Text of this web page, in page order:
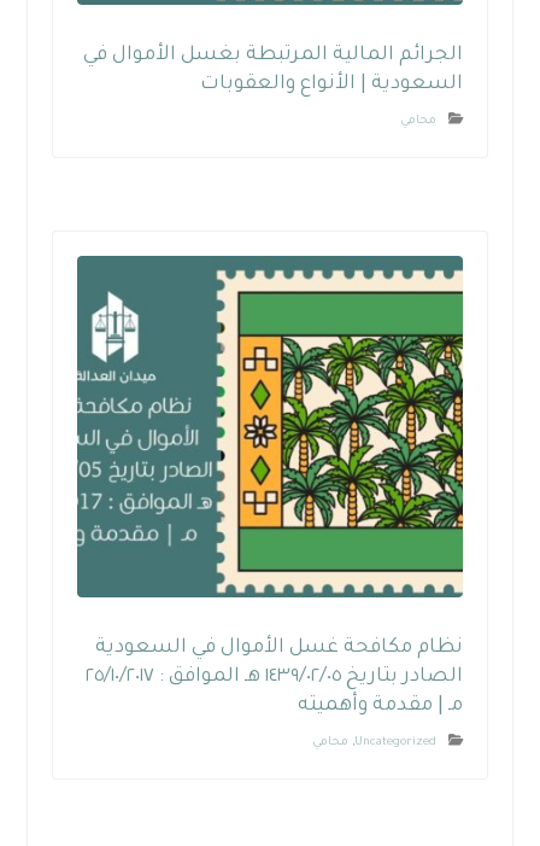
الجرائم المالية المرتبطة بغسل الأموال في
السعودية | الأنواع والعقوبات
محامي
نظام مكافحة غسل الأموال في السعودية
الصادر بتاريخ ١٤٣٩/٠٢/٠٥ هـ الموافق : ٢٥/١٠/٢٠١٧
مـ | مقدمة وأهميته
Uncategorized
, محامي